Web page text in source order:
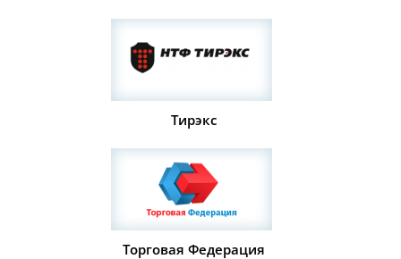
Тирэкс
Торговая Федерация